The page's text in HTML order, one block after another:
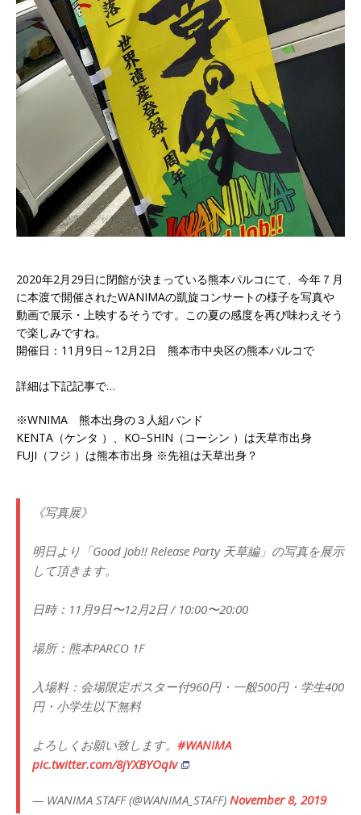
2020年2月29日に閉館が決まっている熊本パルコにて、今年７月
に本渡で開催されたWANIMAの凱旋コンサートの様子を写真や
動画で展示・上映するそうです。この夏の感度を再び味わえそう
で楽しみですね。
開催日：11月9日～12月2日 熊本市中央区の熊本パルコで
詳細は下記記事で…
※WNIMA 熊本出身の３人組バンド
KENTA（ケンタ ）、KO−SHIN（コーシン ）は天草市出身
FUJI（フジ ）は熊本市出身 ※先祖は天草出身？
《写真展》
明日より「Good Job!! Release Party 天草編」の写真を展示
して頂きます。
日時：11月9日〜12月2日 / 10:00〜20:00
場所：熊本PARCO 1F
入場料：会場限定ポスター付960円・一般500円・学生400
円・小学生以下無料
よろしくお願い致します。 #WANIMA
pic.twitter.com/8jYXBYOqIv
— WANIMA STAFF (@WANIMA_STAFF) November 8, 2019